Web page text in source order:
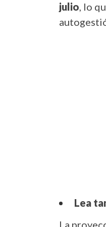
julio, lo
Lea